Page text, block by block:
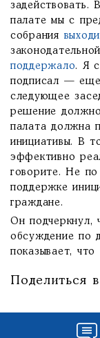
задействовать.
палате мы с
собрания
поддержало. Я
подписал — еще
следующее
решение
палата должна
инициативы. В
эффективно
говорите. Не
поддержке
граждане.
Он подчеркнул,
обсуждение по
показывает,
Поделиться в